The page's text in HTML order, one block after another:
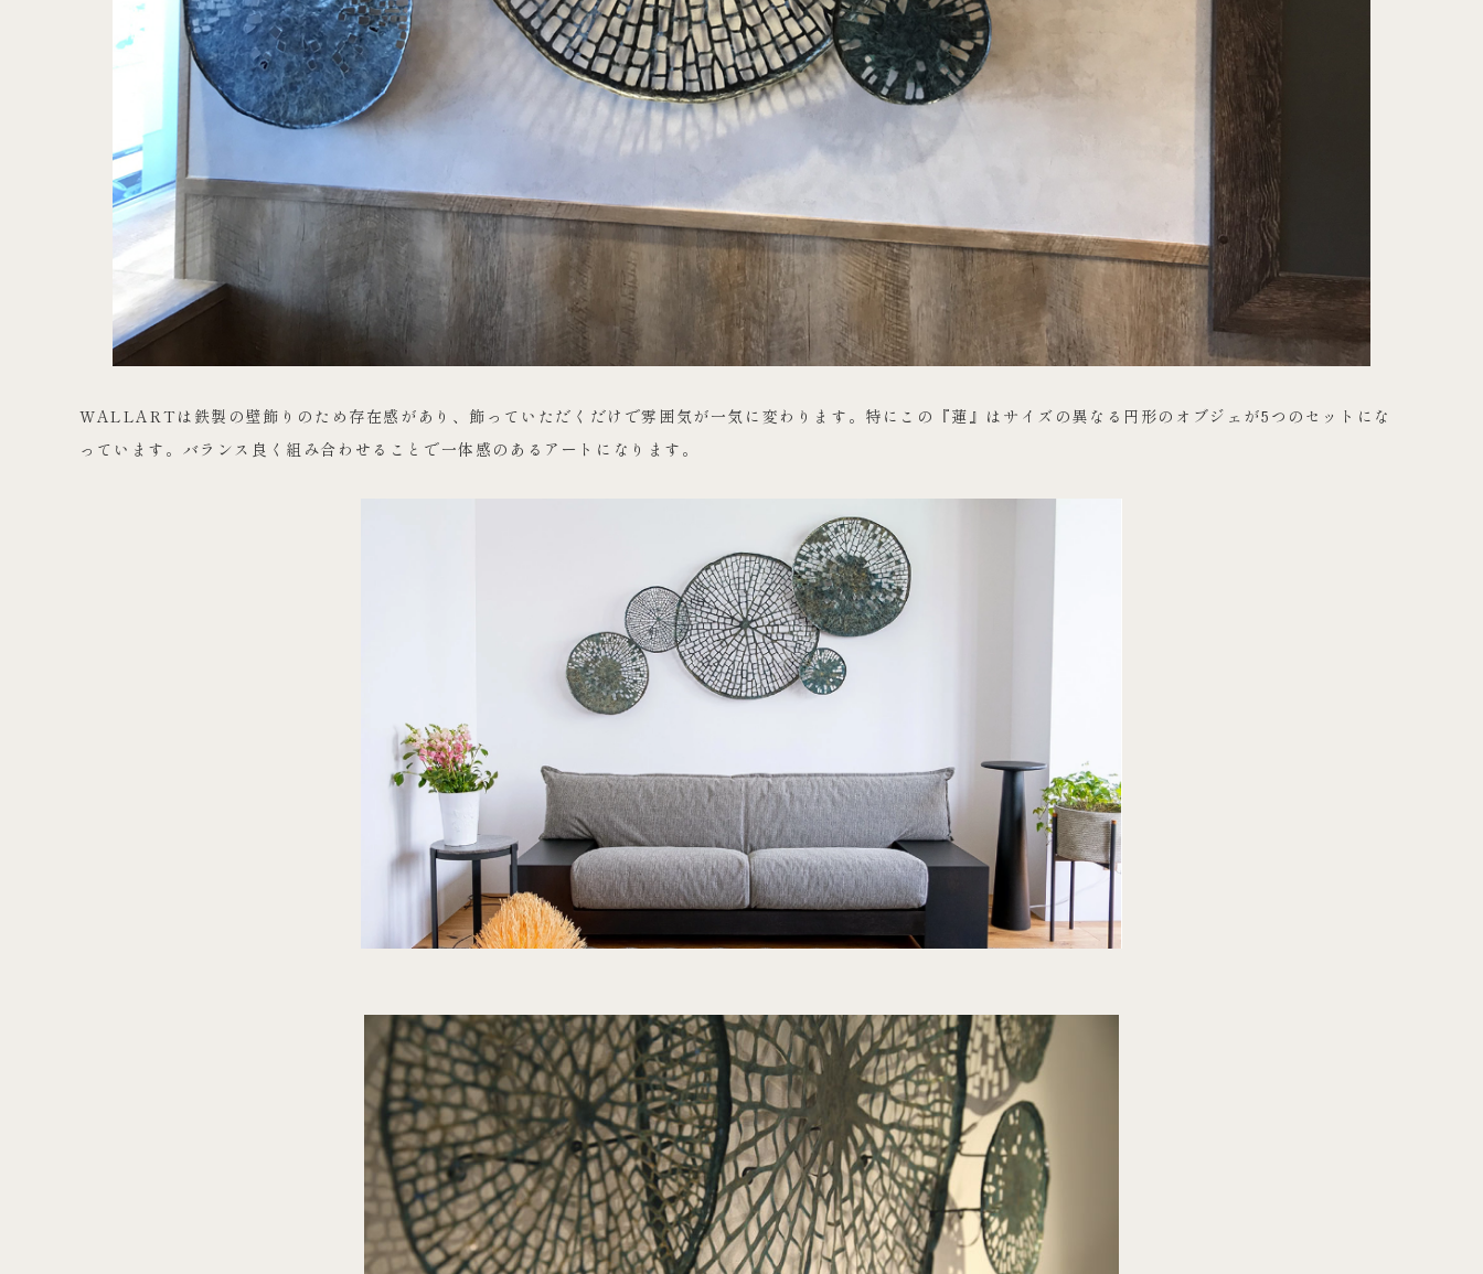
WALLARTは鉄製の壁飾りのため存在感があり、飾っていただくだけで雰囲気が一気に変わります。特にこの『蓮』はサイズの異なる円形のオブジェが5つのセットにな
っています。バランス良く組み合わせることで一体感のあるアートになります。